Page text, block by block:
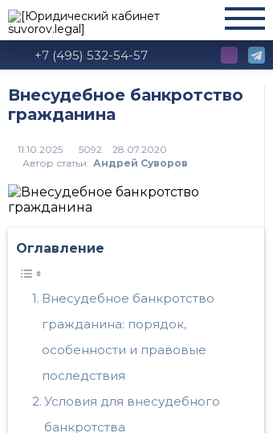
+7 (495) 532-54-57
Внесудебное банкротство
гражданина
5092
Автор статьи: Андрей Суворов
Оглавление
Внесудебное банкротство
гражданина: порядок,
особенности и правовые
последствия
Условия для внесудебного
банкротства